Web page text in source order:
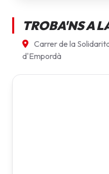
TROBA'NS A
Carrer de la
d'Empordà